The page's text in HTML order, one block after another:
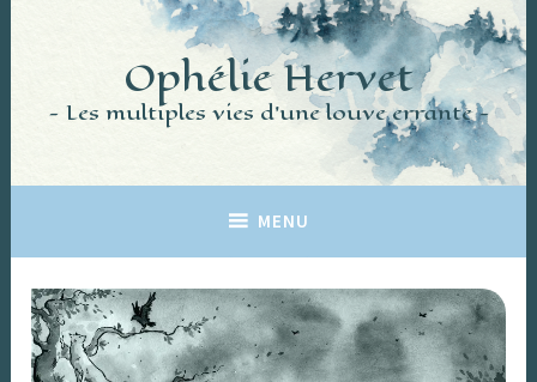
principal
Ophélie Hervet
Les multiples vies d'une louve errante
MENU